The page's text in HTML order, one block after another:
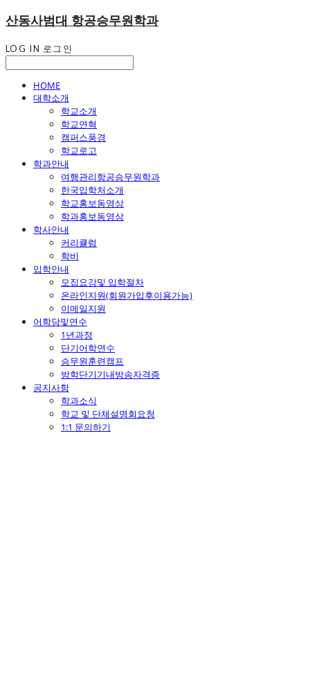
산동사범대 항공승무원학과
LOG IN 로그인
HOME
대학소개
학교소개
학교연혁
캠퍼스풍경
학교로고
학과안내
여행관리항공승무원학과
한국입학처소개
학교홍보동영상
학과홍보동영상
학사안내
커리큘럼
학비
입학안내
모집요강및 입학절차
온라인지원(회원가입후이용가능)
이메일지원
어학당및연수
1년과정
단기어학연수
승무원훈련캠프
방학단기기내방송자격증
공지사항
학과소식
학교 및 단체설명회요청
1:1 문의하기